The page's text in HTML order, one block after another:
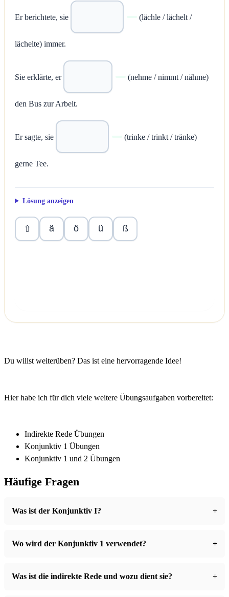
Er berichtete, sie (lächle / lächelt /
lächelte) immer.
Sie erklärte, er (nehme / nimmt / nähme)
den Bus zur Arbeit.
Er sagte, sie (trinke / trinkt / tränke)
gerne Tee.
Lösung anzeigen
⇧ ä ö ü ß
Du willst weiterüben? Das ist eine hervorragende Idee!
Hier habe ich für dich viele weitere Übungsaufgaben vorbereitet:
Indirekte Rede Übungen
Konjunktiv 1 Übungen
Konjunktiv 1 und 2 Übungen
Häufige Fragen
Was ist der Konjunktiv I?
Wo wird der Konjunktiv 1 verwendet?
Was ist die indirekte Rede und wozu dient sie?